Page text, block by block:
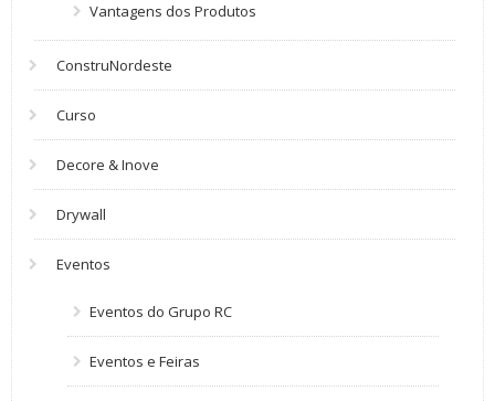
Vantagens dos Produtos
ConstruNordeste
Curso
Decore & Inove
Drywall
Eventos
Eventos do Grupo RC
Eventos e Feiras